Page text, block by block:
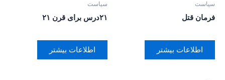
سیاست
فرمان قتل
اطلاعات بیشتر
سیاست
۲۱درس برای قرن ۲۱
اطلاعات بیشتر